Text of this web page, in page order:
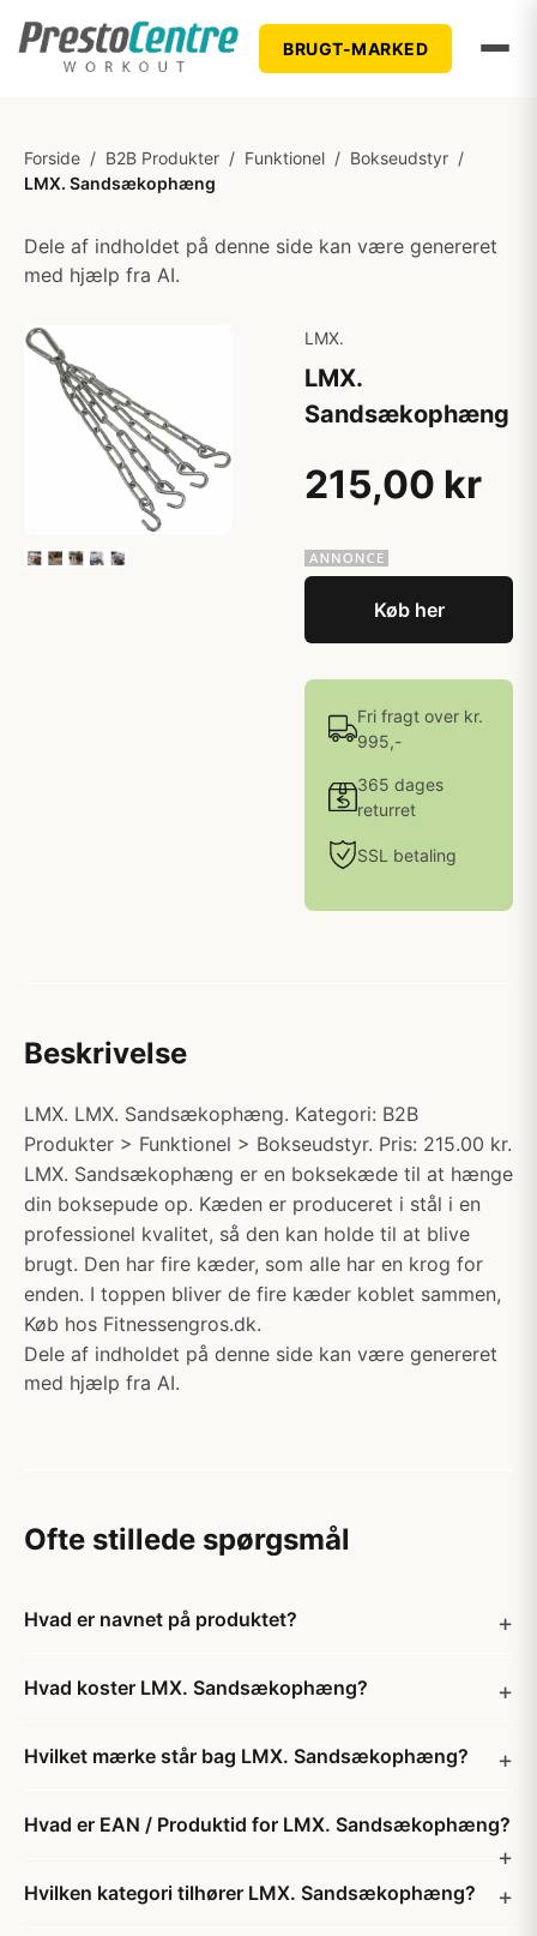
BRUGT-MARKED
Forside / B2B Produkter / Funktionel / Bokseudstyr /
LMX. Sandsækophæng
Dele af indholdet på denne side kan være genereret
med hjælp fra AI.
LMX.
LMX.
Sandsækophæng
215,00 kr
Køb her
Fri fragt over kr.
995,-
365 dages
returret
SSL betaling
Beskrivelse
LMX. LMX. Sandsækophæng. Kategori: B2B
Produkter > Funktionel > Bokseudstyr. Pris: 215.00 kr.
LMX. Sandsækophæng er en boksekæde til at hænge
din boksepude op. Kæden er produceret i stål i en
professionel kvalitet, så den kan holde til at blive
brugt. Den har fire kæder, som alle har en krog for
enden. I toppen bliver de fire kæder koblet sammen,
Køb hos Fitnessengros.dk.
Dele af indholdet på denne side kan være genereret
med hjælp fra AI.
Ofte stillede spørgsmål
Hvad er navnet på produktet?
Hvad koster LMX. Sandsækophæng?
Hvilket mærke står bag LMX. Sandsækophæng?
Hvad er EAN / Produktid for LMX. Sandsækophæng?
Hvilken kategori tilhører LMX. Sandsækophæng?